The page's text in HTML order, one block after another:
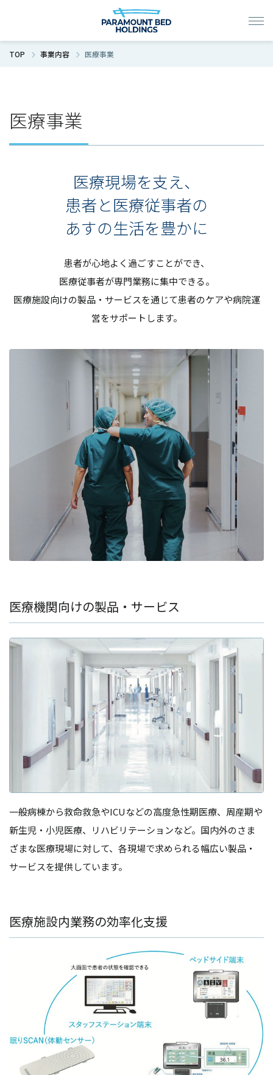
TOP 事業内容 医療事業
医療事業
医療現場を支え、
患者と医療従事者の
あすの生活を豊かに
患者が心地よく過ごすことができ、
医療従事者が専門業務に集中できる。
医療施設向けの製品・サービスを通じて患者のケアや病院運
営をサポートします。
医療機関向けの製品・サービス
一般病棟から救命救急やICUなどの高度急性期医療、周産期や
新生児・小児医療、リハビリテーションなど。国内外のさま
ざまな医療現場に対して、各現場で求められる幅広い製品・
サービスを提供しています。
医療施設内業務の効率化支援